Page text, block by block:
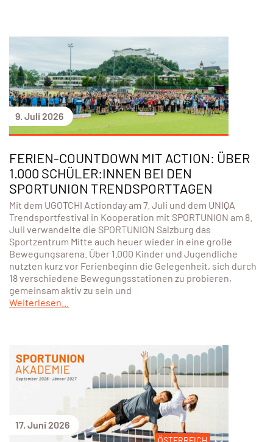
9. Juli 2026
FERIEN-COUNTDOWN MIT ACTION: ÜBER
1.000 SCHÜLER:INNEN BEI DEN
SPORTUNION TRENDSPORTTAGEN
Mit dem UGOTCHI Actionday am 7. Juli und dem UNIQA
Trendsportfestival in Kooperation mit SPORTUNION am 8.
Juli verwandelte die SPORTUNION Salzburg das
Sportzentrum Mitte auch heuer wieder in eine große
Bewegungsarena. Über 1.000 Kinder und Jugendliche
nutzten kurz vor Ferienbeginn die Gelegenheit, sich durch
18 verschiedene Bewegungsstationen zu probieren,
gemeinsam aktiv zu sein und
Weiterlesen...
17. Juni 2026
ÖSTERREICH